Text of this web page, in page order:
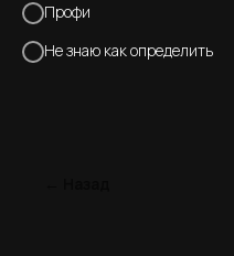
Профи
Не знаю как определить